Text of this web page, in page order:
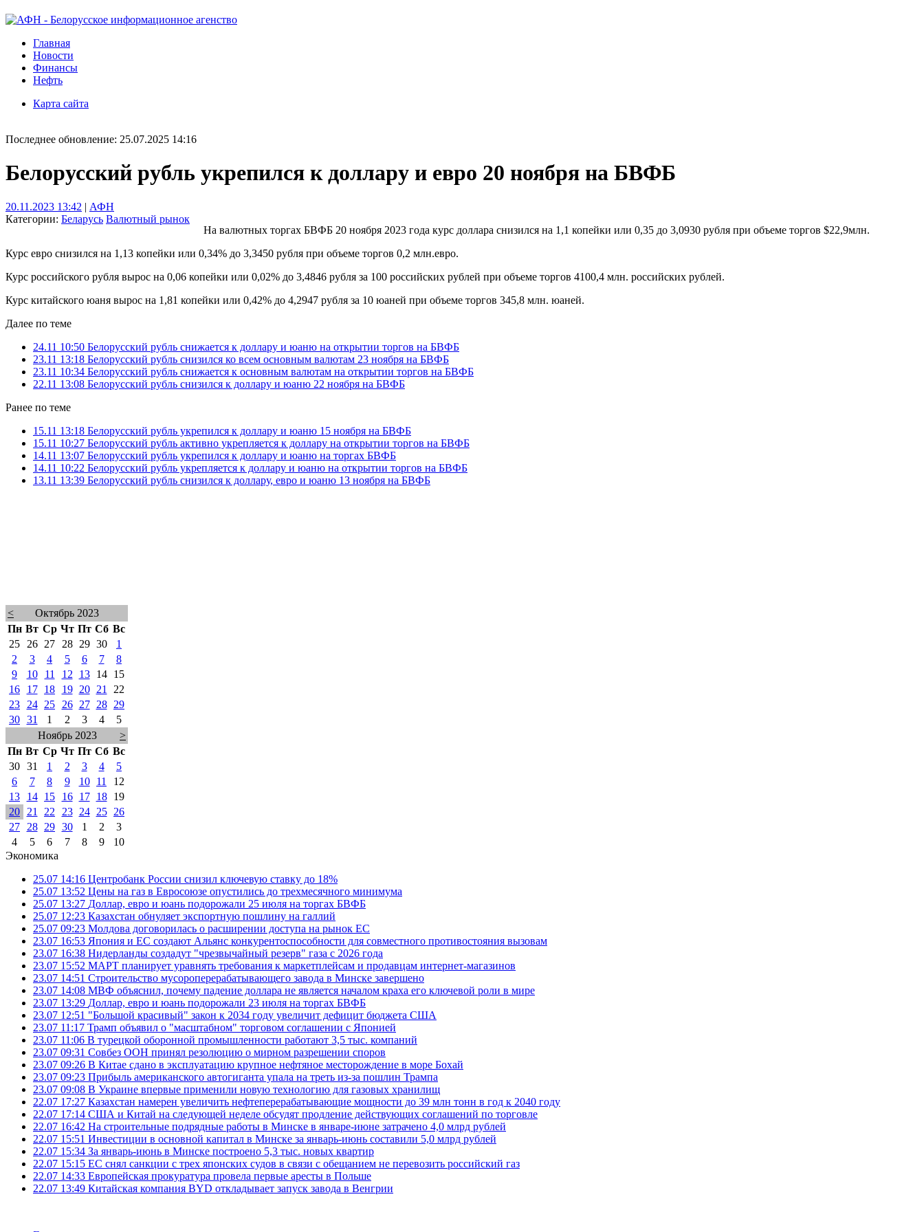
Главная
Новости
Финансы
Нефть
Карта сайта
Последнее обновление: 25.07.2025 14:16
Белорусский рубль укрепился к доллару и евро 20 ноября на БВФБ
20.11.2023 13:42 | АФН
Категории: Беларусь Валютный рынок
На валютных торгах БВФБ 20 ноября 2023 года курс доллара снизился на 1,1 копейки или 0,35 до 3,0930 рубля при объеме торгов $22,9млн.
Курс евро снизился на 1,13 копейки или 0,34% до 3,3450 рубля при объеме торгов 0,2 млн.евро.
Курс российского рубля вырос на 0,06 копейки или 0,02% до 3,4846 рубля за 100 российских рублей при объеме торгов 4100,4 млн. российских рублей.
Курс китайского юаня вырос на 1,81 копейки или 0,42% до 4,2947 рубля за 10 юаней при объеме торгов 345,8 млн. юаней.
Далее по теме
24.11 10:50 Белорусский рубль снижается к доллару и юаню на открытии торгов на БВФБ
23.11 13:18 Белорусский рубль снизился ко всем основным валютам 23 ноября на БВФБ
23.11 10:34 Белорусский рубль снижается к основным валютам на открытии торгов на БВФБ
22.11 13:08 Белорусский рубль снизился к доллару и юаню 22 ноября на БВФБ
Ранее по теме
15.11 13:18 Белорусский рубль укрепился к доллару и юаню 15 ноября на БВФБ
15.11 10:27 Белорусский рубль активно укрепляется к доллару на открытии торгов на БВФБ
14.11 13:07 Белорусский рубль укрепился к доллару и юаню на торгах БВФБ
14.11 10:22 Белорусский рубль укрепляется к доллару и юаню на открытии торгов на БВФБ
13.11 13:39 Белорусский рубль снизился к доллару, евро и юаню 13 ноября на БВФБ
<
Октябрь 2023
Пн Вт Ср Чт Пт Сб Вс
25
26 27 28 29 30
1
2
3 4 5 6 7
8
9
10 11 12 13 14
15
16
17 18 19 20 21
22
23
24 25 26 27 28
29
30 31 1 2 3 4
5
Ноябрь 2023
>
Пн Вт Ср Чт Пт Сб Вс
30 31 1 2 3 4
5
6
7 8 9 10 11
12
13
14 15 16 17 18
19
20
21 22 23 24 25
26
27
28 29 30 1 2
3
4
5 6 7 8 9
10
Экономика
25.07 14:16 Центробанк России снизил ключевую ставку до 18%
25.07 13:52 Цены на газ в Евросоюзе опустились до трехмесячного минимума
25.07 13:27 Доллар, евро и юань подорожали 25 июля на торгах БВФБ
25.07 12:23 Казахстан обнуляет экспортную пошлину на галлий
25.07 09:23 Молдова договорилась о расширении доступа на рынок ЕС
23.07 16:53 Япония и ЕС создают Альянс конкурентоспособности для совместного противостояния вызовам
23.07 16:38 Нидерланды создадут "чрезвычайный резерв" газа с 2026 года
23.07 15:52 МАРТ планирует уравнять требования к маркетплейсам и продавцам интернет-магазинов
23.07 14:51 Строительство мусороперерабатывающего завода в Минске завершено
23.07 14:08 МВФ объяснил, почему падение доллара не является началом краха его ключевой роли в мире
23.07 13:29 Доллар, евро и юань подорожали 23 июля на торгах БВФБ
23.07 12:51 "Большой красивый" закон к 2034 году увеличит дефицит бюджета США
23.07 11:17 Трамп объявил о "масштабном" торговом соглашении с Японией
23.07 11:06 В турецкой оборонной промышленности работают 3,5 тыс. компаний
23.07 09:31 Совбез ООН принял резолюцию о мирном разрешении споров
23.07 09:26 В Китае сдано в эксплуатацию крупное нефтяное месторождение в море Бохай
23.07 09:23 Прибыль американского автогиганта упала на треть из-за пошлин Трампа
23.07 09:08 В Украине впервые применили новую технологию для газовых хранилищ
22.07 17:27 Казахстан намерен увеличить нефтеперерабатывающие мощности до 39 млн тонн в год к 2040 году
22.07 17:14 США и Китай на следующей неделе обсудят продление действующих соглашений по торговле
22.07 16:42 На строительные подрядные работы в Минске в январе-июне затрачено 4,0 млрд рублей
22.07 15:51 Инвестиции в основной капитал в Минске за январь-июнь составили 5,0 млрд рублей
22.07 15:34 За январь-июнь в Минске построено 5,3 тыс. новых квартир
22.07 15:15 ЕС снял санкции с трех японских судов в связи с обещанием не перевозить российский газ
22.07 14:33 Европейская прокуратура провела первые аресты в Польше
22.07 13:49 Китайская компания BYD откладывает запуск завода в Венгрии